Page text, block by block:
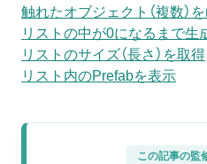
触れたオブジェクト（複数）
リストの中が0になるまで生
リストのサイズ（長さ）を取得
リスト内のPrefabを表示
この記事の監